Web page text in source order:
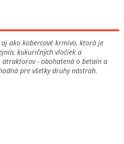
ako kobercové krmivo, ktorá je
kukuričných vločiek a
atraktorov - obohatená o betaín a
pre všetky druhy nástrah.